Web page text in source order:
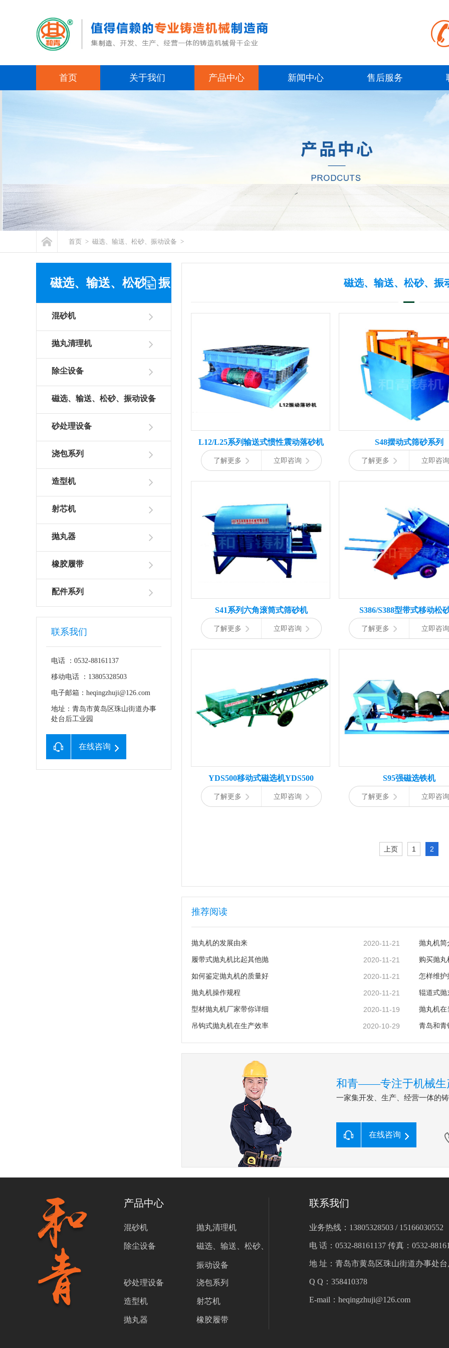
首页 关于我们 产品中心 新闻中心 售后服务
首页 > 磁选、输送、松砂、振动设备 >
磁选、输送、松砂、振
动设备
混砂机
抛丸清理机
除尘设备
磁选、输送、松砂、振动设备
砂处理设备
浇包系列
造型机
射芯机
抛丸器
橡胶履带
配件系列
联系我们
电话 ：0532-88161137
移动电话 ：13805328503
电子邮箱：heqingzhuji@126.com
地址：青岛市黄岛区珠山街道办事
处台后工业园
在线咨询
磁选、输送、松砂、振
L12/L25系列输送式惯性震动落砂机
了解更多 立即咨询
S48摆动式筛砂系列
了解更多 立即咨询
S41系列六角滚筒式筛砂机
了解更多 立即咨询
S386/S388型带式移动松
了解更多 立即咨询
YDS500移动式磁选机YDS500
了解更多 立即咨询
S95强磁选铁机
了解更多 立即咨询
上页 1 2
推荐阅读
抛丸机的发展由来 2020-11-21 抛丸机简
履带式抛丸机比起其他抛 2020-11-21 购买抛
如何鉴定抛丸机的质量好 2020-11-21 怎样维护
抛丸机操作规程 2020-11-21 辊道式抛
型材抛丸机厂家带你详细 2020-11-19 抛丸机在
吊钩式抛丸机在生产效率 2020-10-29 青岛和青
和青——专注于机械生
一家集开发、生产、经营一体的
在线咨询
产品中心
混砂机 抛丸清理机
除尘设备 磁选、输送、松砂、
振动设备
砂处理设备 浇包系列
造型机 射芯机
抛丸器 橡胶履带
联系我们
业务热线：13805328503 / 15166030552
电 话：0532-88161137 传真：0532-
地 址：青岛市黄岛区珠山街道办事处
Q Q：358410378
E-mail：heqingzhuji@126.com